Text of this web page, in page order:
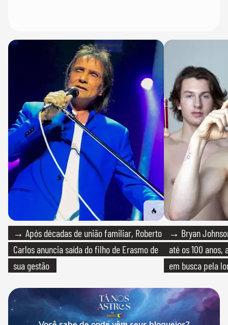
→ Após décadas de união familiar, Roberto
Carlos anuncia saída do filho de Erasmo de
sua gestão
→ Bryan
até os 100
em busca pela